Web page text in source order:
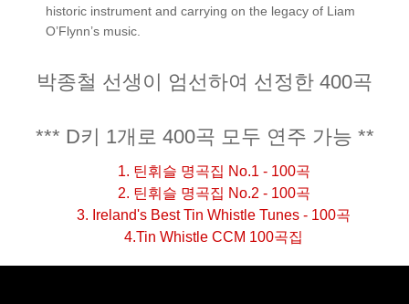
historic instrument and carrying on the legacy of Liam
O’Flynn’s music.
박종철 선생이 엄선하여 선정한 400곡
*** D키 1개로 400곡 모두 연주 가능 **
1. 틴휘슬 명곡집 No.1 - 100곡
2. 틴휘슬 명곡집 No.2 - 100곡
3. Ireland's Best Tin Whistle Tunes - 100곡
4.Tin Whistle CCM 100곡집